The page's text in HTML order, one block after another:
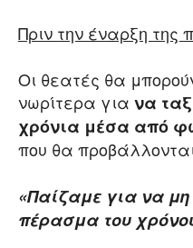
Πριν την έναρξη
Οι θεατές θα
νωρίτερα για να
χρόνια μέσα από
που θα
«Παίζαμε για να μη
πέρασμα του